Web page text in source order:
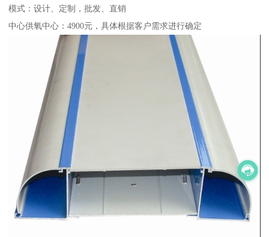
模式：设计、定制，批发、直销
中心供氧中心：4900元，具体根据客户需求进行确定